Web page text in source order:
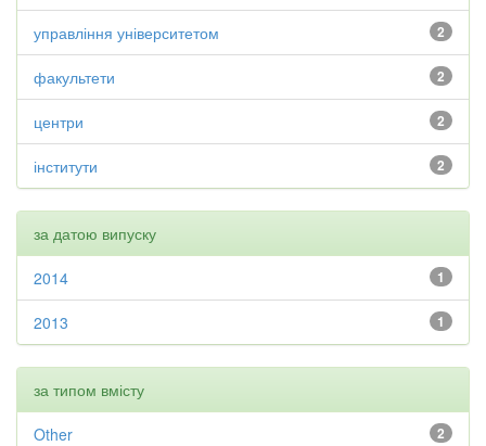
2
управління університетом
2
факультети
2
центри
2
інститути
за датою випуску
1
2014
1
2013
за типом вмісту
2
Other